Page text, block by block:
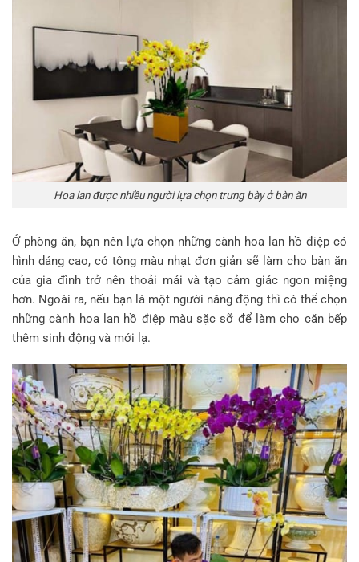
Hoa lan được nhiều người lựa chọn trưng bày ở bàn ăn
Ở phòng ăn, bạn nên lựa chọn những cành hoa lan hồ điệp có
hình dáng cao, có tông màu nhạt đơn giản sẽ làm cho bàn ăn
của gia đình trở nên thoải mái và tạo cảm giác ngon miệng
hơn. Ngoài ra, nếu bạn là một người năng động thì có thể chọn
những cành hoa lan hồ điệp màu sặc sỡ để làm cho căn bếp
thêm sinh động và mới lạ.